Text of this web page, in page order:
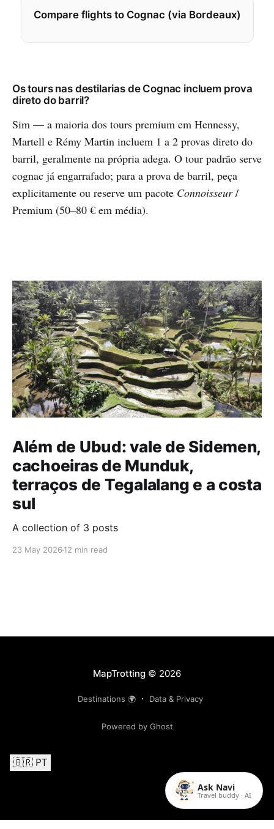
Compare flights to Cognac (via Bordeaux)
Os tours nas destilarias de Cognac incluem prova
direto do barril?
Sim — a maioria dos tours premium em Hennessy,
Martell e Rémy Martin incluem 1 a 2 provas direto do
barril, geralmente na própria adega. O tour padrão serve
cognac já engarrafado; para a prova de barril, peça
explicitamente ou reserve um pacote Connoisseur/
Premium (50–80 € em média).
Além de Ubud: vale de Sidemen,
cachoeiras de Munduk,
terraços de Tegalalang e a costa
sul
A collection of 3 posts
23 May 2026 12 min read
MapTrotting© 2026
Destinations 🌍 Data & Privacy
Powered by Ghost
Ask Navi
Travel buddy · AI
🇧🇷 PT